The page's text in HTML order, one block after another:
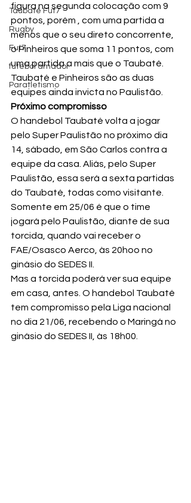
Taubaté Fut7
Rugby
Fut7
futebol amador
Paratletismo
figura na segunda colocação com 9
pontos, porém , com uma partida a
menos que o seu direto concorrente,
o Pinheiros que soma 11 pontos, com
uma partida a mais que o Taubaté.
Taubaté e Pinheiros são as duas
equipes ainda invicta no Paulistão.
Próximo compromisso
O handebol Taubaté volta a jogar
pelo Super Paulistão no próximo dia
14, sábado, em São Carlos contra a
equipe da casa. Aliás, pelo Super
Paulistão, essa será a sexta partidas
do Taubaté, todas como visitante.
Somente em 25/06 é que o time
jogará pelo Paulistão, diante de sua
torcida, quando vai receber o
FAE/Osasco Aerco, às 20hoo no
ginásio do SEDES II.
Mas a torcida poderá ver sua equipe
em casa, antes. O handebol Taubaté
tem compromisso pela Liga nacional
no dia 21/06, recebendo o Maringá no
ginásio do SEDES II, às 18h00.